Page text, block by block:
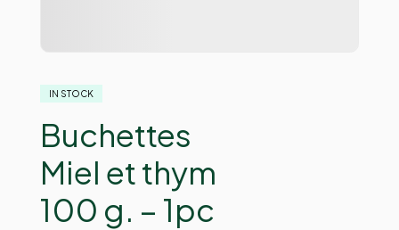
IN STOCK
Buchettes
Miel et thym
100 g. – 1pc